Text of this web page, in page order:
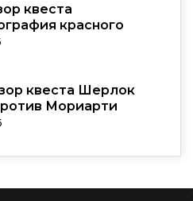
квеста
красного
квеста Шерлок
Мориарти